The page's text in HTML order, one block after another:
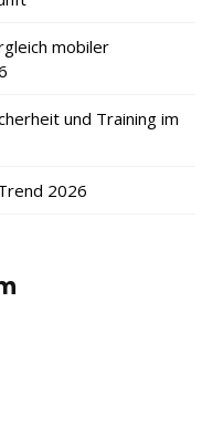
mobiler
und Training im
2026